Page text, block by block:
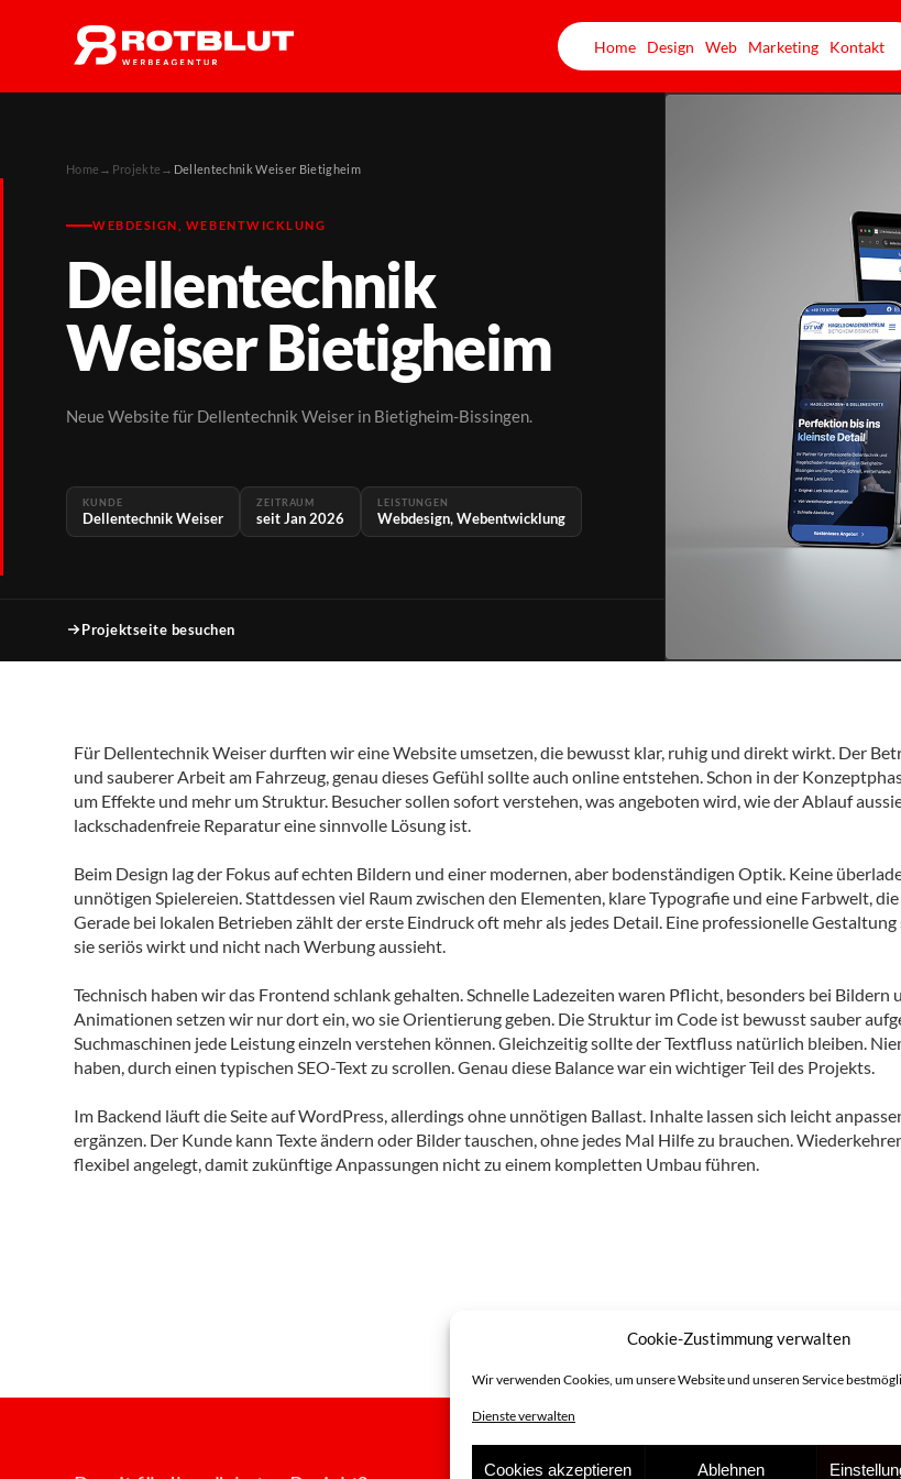
Cookie-Zustimmung verwalten
Wir verwenden Cookies, um unsere Website und unseren Service
Dienste verwalten
Cookies akzeptieren Ablehnen
Home Design Web Marketing Kontakt
Home → Projekte → Dellentechnik Weiser Bietigheim
WEBDESIGN, WEBENTWICKLUNG
Dellentechnik
Weiser Bietigheim
Neue Website für Dellentechnik Weiser in Bietigheim-Bissingen.
KUNDE
Dellentechnik Weiser
ZEITRAUM
seit Jan 2026
LEISTUNGEN
Webdesign, Webentwicklung
Projektseite besuchen
Für Dellentechnik Weiser durften wir eine Website umsetzen, die bewusst klar, ruhig und direkt wirkt. Der
und sauberer Arbeit am Fahrzeug, genau dieses Gefühl sollte auch online entstehen. Schon in der
um Effekte und mehr um Struktur. Besucher sollen sofort verstehen, was angeboten wird, wie der Ablauf
lackschadenfreie Reparatur eine sinnvolle Lösung ist.
Beim Design lag der Fokus auf echten Bildern und einer modernen, aber bodenständigen Optik. Keine
unnötigen Spielereien. Stattdessen viel Raum zwischen den Elementen, klare Typografie und eine Farbwelt,
Gerade bei lokalen Betrieben zählt der erste Eindruck oft mehr als jedes Detail. Eine professionelle
sie seriös wirkt und nicht nach Werbung aussieht.
Technisch haben wir das Frontend schlank gehalten. Schnelle Ladezeiten waren Pflicht, besonders bei Bildern
Animationen setzen wir nur dort ein, wo sie Orientierung geben. Die Struktur im Code ist bewusst sauber
Suchmaschinen jede Leistung einzeln verstehen können. Gleichzeitig sollte der Textfluss natürlich bleiben.
haben, durch einen typischen SEO-Text zu scrollen. Genau diese Balance war ein wichtiger Teil des Projekts.
Im Backend läuft die Seite auf WordPress, allerdings ohne unnötigen Ballast. Inhalte lassen sich leicht
ergänzen. Der Kunde kann Texte ändern oder Bilder tauschen, ohne jedes Mal Hilfe zu brauchen.
flexibel angelegt, damit zukünftige Anpassungen nicht zu einem kompletten Umbau führen.